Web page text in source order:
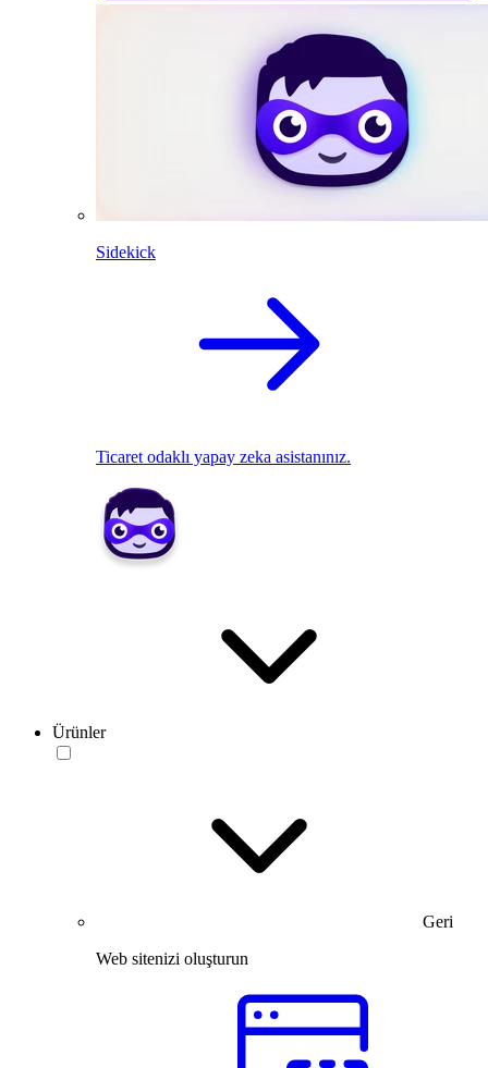
Sidekick
Ticaret odaklı yapay zeka asistanınız.
Ürünler
Geri
Web sitenizi oluşturun